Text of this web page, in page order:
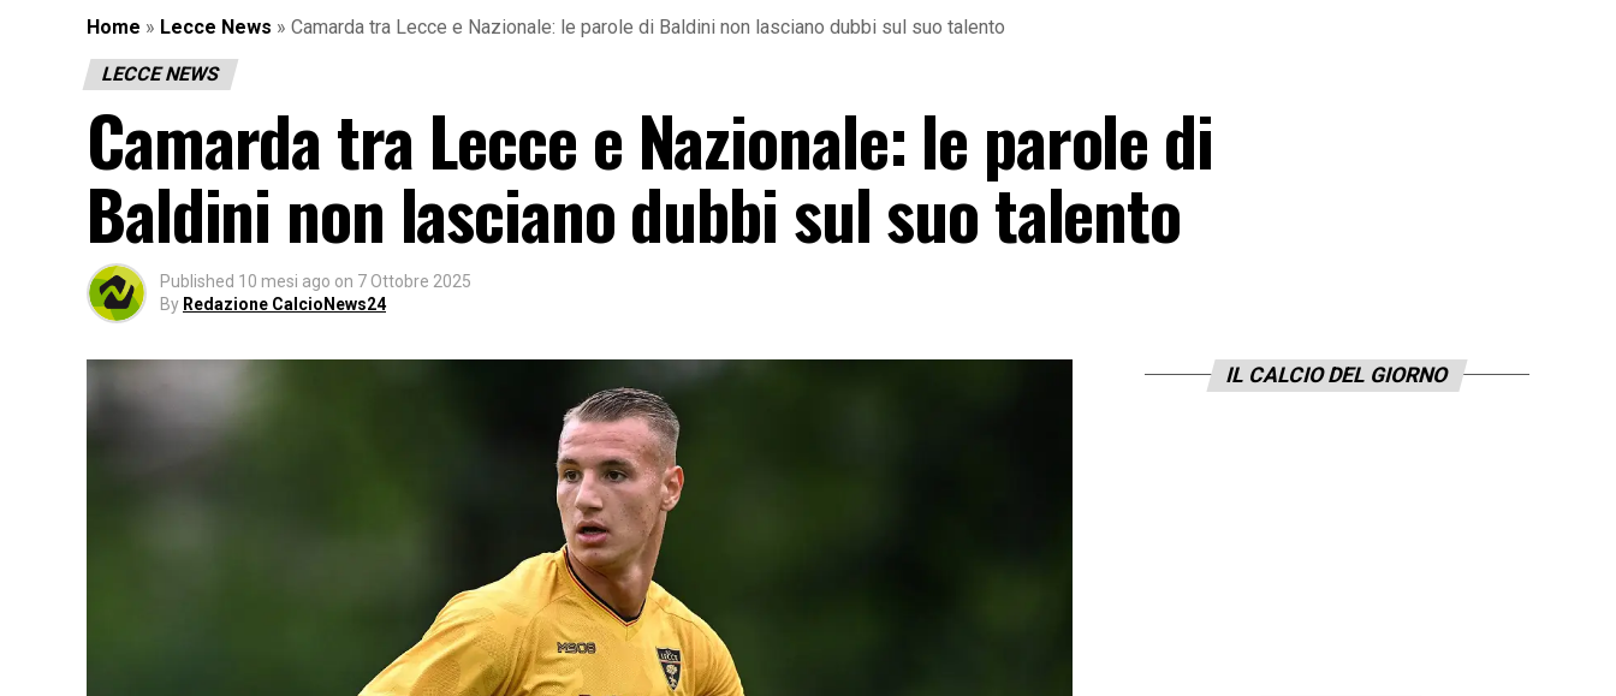
Home » Lecce News » Camarda tra Lecce e Nazionale: le parole di Baldini non lasciano dubbi sul suo talento
LECCE NEWS
Camarda tra Lecce e Nazionale: le parole di
Baldini non lasciano dubbi sul suo talento
Published 10 mesi ago on 7 Ottobre 2025
By Redazione CalcioNews24
IL CALCIO DEL GIORNO